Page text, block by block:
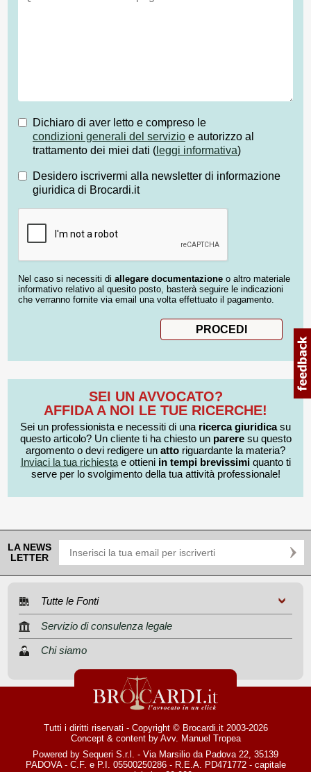
Dichiaro di aver letto e compreso le
condizioni generali del servizio e autorizzo al
trattamento dei miei dati ( leggi informativa)
Desidero iscrivermi alla newsletter di informazione
giuridica di Brocardi.it
Nel caso si necessiti di allegare documentazione o altro materiale
informativo relativo al quesito posto, basterà seguire le indicazioni
che verranno fornite via email una volta effettuato il pagamento.
SEI UN AVVOCATO?
AFFIDA A NOI LE TUE RICERCHE!
Sei un professionista e necessiti di una ricerca giuridicasu
questo articolo? Un cliente ti ha chiesto un pareresu questo
argomento o devi redigere un atto riguardante la materia?
Inviaci la tua richiestae ottieni in tempi brevissimiquanto ti
serve per lo svolgimento della tua attività professionale!
LA NEWS
LETTER
Tutte le Fonti
Servizio di consulenza legale
Chi siamo
Tutti i diritti riservati - Copyright © Brocardi.it 2003-2026
Concept & content by Avv. Manuel Tropea
Powered by Sequeri S.r.l. - Via Marsilio da Padova 22, 35139
PADOVA - C.F. e P.I. 05500250286 - R.E.A. PD471772 - capitale